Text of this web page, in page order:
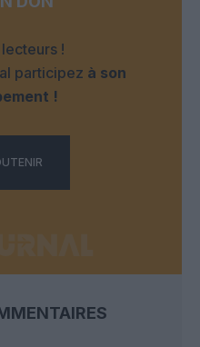
!
participez à son
!